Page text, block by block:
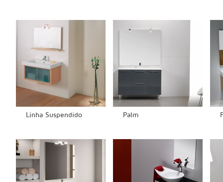
Linha Suspendido Palm